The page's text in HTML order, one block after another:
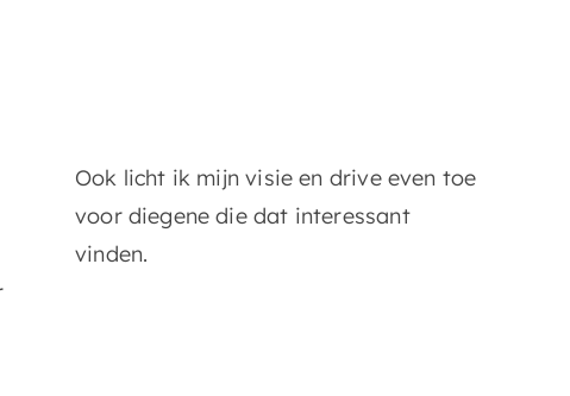
Ook licht ik mijn visie en drive even toe
voor diegene die dat interessant
vinden.